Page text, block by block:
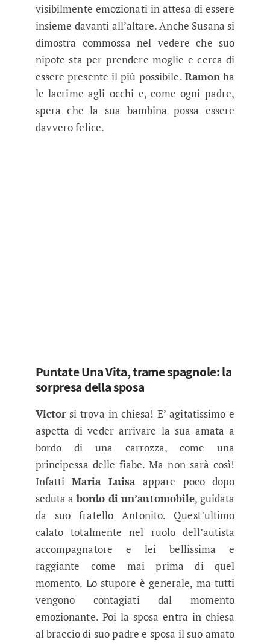
visibilmente emozionati in attesa di essere
insieme davanti all’altare. Anche Susana si
dimostra commossa nel vedere che suo
nipote sta per prendere moglie e cerca di
essere presente il più possibile. Ramon ha
le lacrime agli occhi e, come ogni padre,
spera che la sua bambina possa essere
davvero felice.
Puntate Una Vita, trame spagnole: la
sorpresa della sposa
Victorsi trova in chiesa! E’ agitatissimo e
aspetta di veder arrivare la sua amata a
bordo di una carrozza, come una
principessa delle fiabe. Ma non sarà così!
InfattiMaria Luisaappare poco dopo
seduta abordo di un’automobile, guidata
da suo fratello Antonito. Quest’ultimo
calato totalmente nel ruolo dell’autista
accompagnatore e lei bellissima e
raggiante come mai prima di quel
momento. Lo stupore è generale, ma tutti
vengono contagiati dal momento
emozionante. Poi la sposa entra in chiesa
al braccio di suo padre e sposa il suo amato